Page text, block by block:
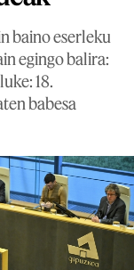
baino eserleku
egingo balira:
18.
babesa